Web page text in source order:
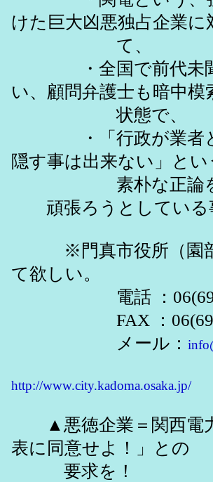
けた巨大凶悪独占企業に
て、
・全国で前代未聞
い、顧問弁護士も暗中模
状態で、
・「行政が業者との
隠す事は出来ない」とい
素朴な正論を頼
頑張ろうとしている
※門真市役所（園部
て欲しい。
電話 ：
FAX ：
メール：
門真
http://www.city.kadoma.osaka.jp/
▲悪徳企業＝関西電力
表に同意せよ！」との
要求を！